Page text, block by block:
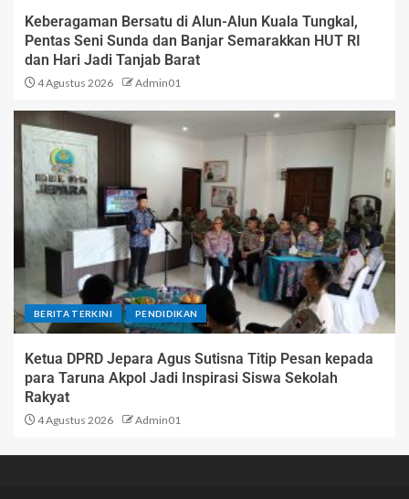
Keberagaman Bersatu di Alun-Alun Kuala Tungkal,
Pentas Seni Sunda dan Banjar Semarakkan HUT RI
dan Hari Jadi Tanjab Barat
4 Agustus 2026 Admin01
BERITA TERKINI PENDIDIKAN
Ketua DPRD Jepara Agus Sutisna Titip Pesan kepada
para Taruna Akpol Jadi Inspirasi Siswa Sekolah
Rakyat
4 Agustus 2026 Admin01